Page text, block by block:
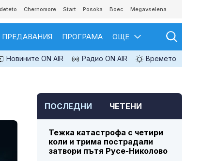
Chernomore Start Posoka Boec Megavselena
ПРЕДАВАНИЯ ПРОГРАМА ОЩЕ
Новините ON AIR Радио ON AIR Времето
ПОСЛЕДНИ ЧЕТЕНИ
Тежка катастрофа с четири
коли и трима пострадали
затвори пътя Русе-Николово